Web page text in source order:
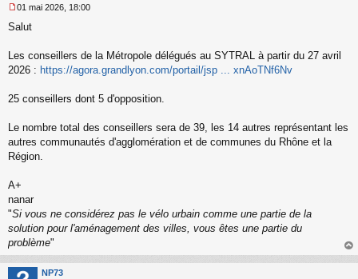
e
s
a
g
n
n
u
01 mai 2026, 18:00
Salut
Les conseillers de la Métropole délégués au SYTRAL à partir du 27 avril
2026 : https://agora.grandlyon.com/portail/jsp ... xnAoTNf6Nv
25 conseillers dont 5 d'opposition.
Le nombre total des conseillers sera de 39, les 14 autres représentant les
autres communautés d'agglomération et de communes du Rhône et la
Région.
A+
nanar
"Si vous ne considérez pas le vélo urbain comme une partie de la
solution pour l'aménagement des villes, vous êtes une partie du
problème"
au
NP73